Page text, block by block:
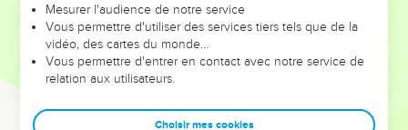
leur foi ou leur vision. Mais on voit moins les doutes, les erreurs
et les saisons difficiles qu'ils ont traversés, alors même que ce
sont elles qui les ont façonnés.
Dans cette conférence, leaders, entrepreneurs, et responsables
clés pour avancer avec plus de sagesse afin que leurs erreurs
Mesurer l'audience de notre service
Vous permettre d'utiliser des services tiers tels que de la
vidéo, des cartes du monde…
Vous permettre d'entrer en contact avec notre service de
relation aux utilisateurs.
Choisir mes cookies